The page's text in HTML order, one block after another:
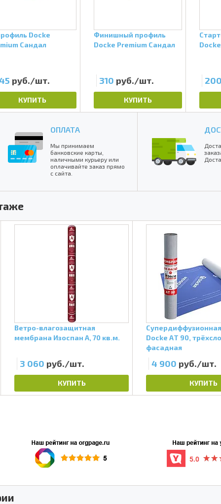
Docke
Сандал
руб./шт.
КУПИТЬ
Финишный профиль
Docke Premium Сандал
310 руб./шт.
КУПИТЬ
200
ОПЛАТА
Мы принимаем
банковские карты,
наличными курьеру или
оплачивайте заказ прямо
с сайта.
Ветро-влагозащитная
мембрана Изоспан А, 70 кв.м.
3 060 руб./шт.
КУПИТЬ
Docke АT 90,
фасадная
4 900 руб./шт.
КУПИТЬ